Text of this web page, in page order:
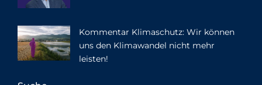
Kommentar Klimaschutz: Wir können
uns den Klimawandel nicht mehr
leisten!